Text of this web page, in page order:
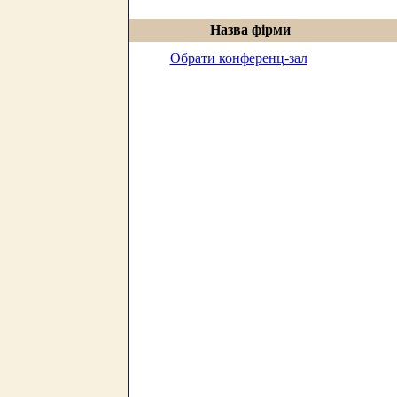
Назва фірми
Обрати конференц-зал